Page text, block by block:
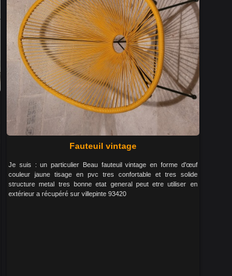
Fauteuil vintage
Je suis : un particulier Beau fauteuil vintage en forme d'œuf
couleur jaune tisage en pvc tres confortable et tres solide
structure metal tres bonne etat general peut etre utiliser en
extérieur a récupéré sur villepinte 93420